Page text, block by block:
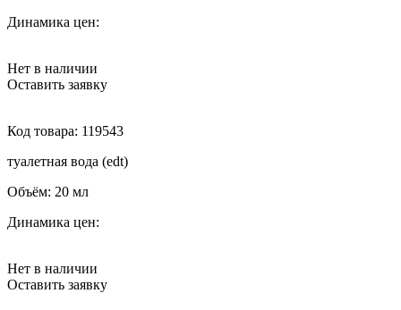
Динамика цен:
Нет в наличии
Оставить заявку
Код товара: 119543
туалетная вода (edt)
Объём: 20 мл
Динамика цен:
Нет в наличии
Оставить заявку